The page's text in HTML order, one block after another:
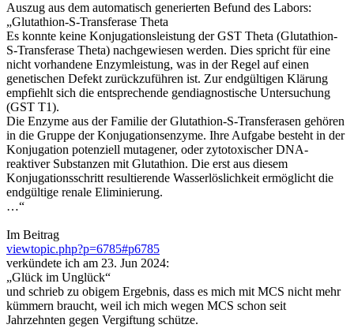
Auszug aus dem automatisch generierten Befund des Labors:
„Glutathion-S-Transferase Theta
Es konnte keine Konjugationsleistung der GST Theta (Glutathion-
S-Transferase Theta) nachgewiesen werden. Dies spricht für eine
nicht vorhandene Enzymleistung, was in der Regel auf einen
genetischen Defekt zurückzuführen ist. Zur endgültigen Klärung
empfiehlt sich die entsprechende gendiagnostische Untersuchung
(GST T1).
Die Enzyme aus der Familie der Glutathion-S-Transferasen gehören
in die Gruppe der Konjugationsenzyme. Ihre Aufgabe besteht in der
Konjugation potenziell mutagener, oder zytotoxischer DNA-
reaktiver Substanzen mit Glutathion. Die erst aus diesem
Konjugationsschritt resultierende Wasserlöslichkeit ermöglicht die
endgültige renale Eliminierung.
…“
Im Beitrag
viewtopic.php?p=6785#p6785
verkündete ich am 23. Jun 2024:
„Glück im Unglück“
und schrieb zu obigem Ergebnis, dass es mich mit MCS nicht mehr
kümmern braucht, weil ich mich wegen MCS schon seit
Jahrzehnten gegen Vergiftung schütze.